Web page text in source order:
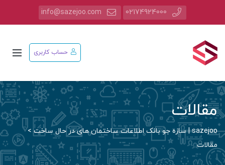
02174924000
info@sazejoo.com
حساب کاربری
مقالات
sazejoo | سازه جو بانک اطلاعات ساختمان های در حال ساخت
>
مقالات